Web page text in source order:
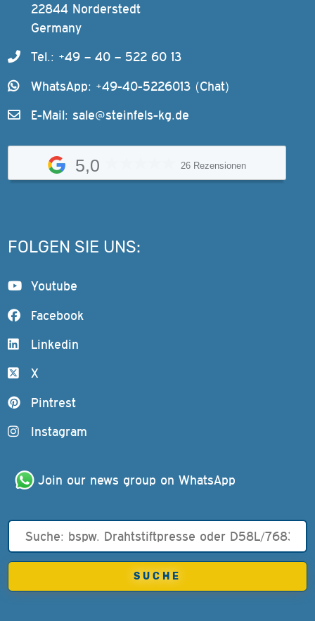
22844 Norderstedt
Germany
Tel.: +49 – 40 – 522 60 13
WhatsApp: +49-40-5226013 (Chat)
E-Mail: sale@steinfels-kg.de
5,0 26 Rezensionen
FOLGEN SIE UNS:
Youtube
Facebook
Linkedin
X
Pintrest
Instagram
Join our news group on WhatsApp